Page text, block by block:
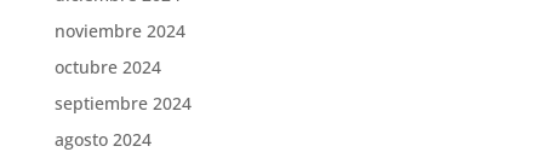
noviembre 2024
octubre 2024
septiembre 2024
agosto 2024